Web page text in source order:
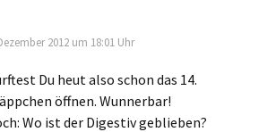
2012 um 18:01 Uhr
Du heut also schon das 14.
öffnen. Wunnerbar!
Wo ist der Digestiv geblieben?